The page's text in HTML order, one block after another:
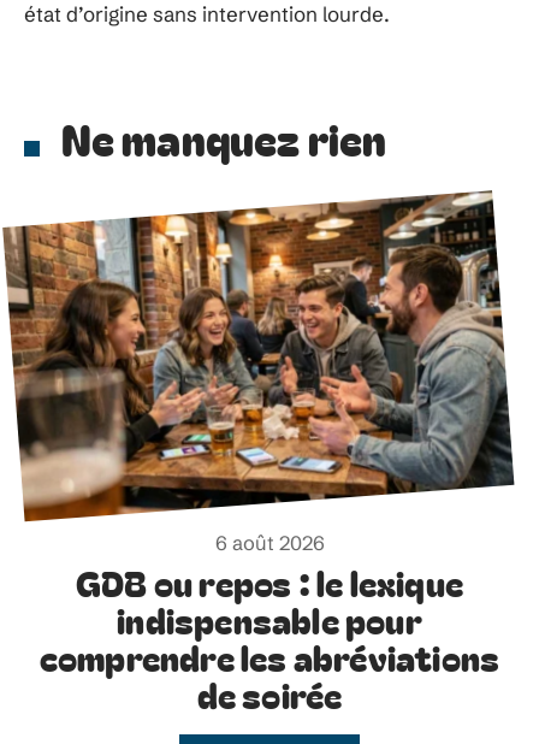
état d’origine sans intervention lourde.
Ne manquez rien
6 août 2026
GDB ou repos : le lexique
indispensable pour
comprendre les abréviations
de soirée